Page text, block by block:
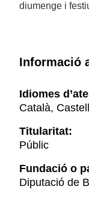
diumenge i
Informació
Idiomes
Català,
Titularitat:
Públic
Fundació o
Diputació de